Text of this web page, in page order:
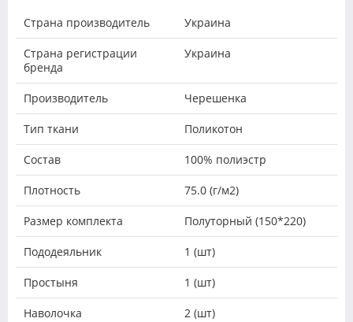
Страна производитель Украина
Страна регистрации
бренда
Украина
Производитель Черешенка
Тип ткани Поликотон
Состав 100% полиэстр
Плотность 75.0 (г/м2)
Размер комплекта Полуторный (150*220)
Пододеяльник 1 (шт)
Простыня 1 (шт)
Наволочка 2 (шт)